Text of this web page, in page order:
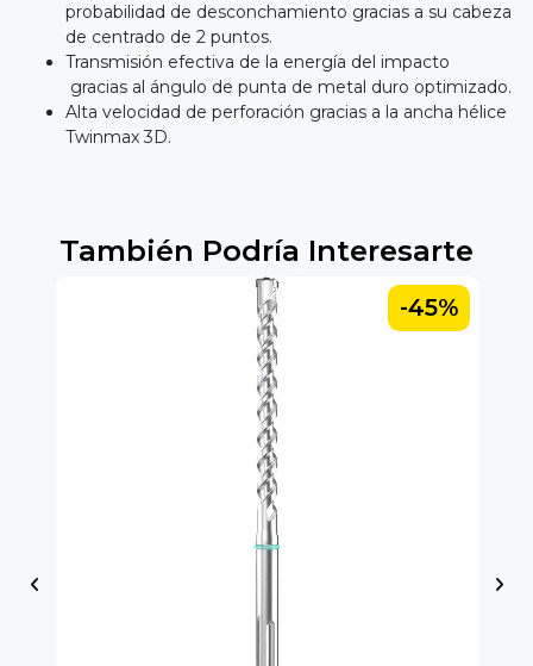
probabilidad de desconchamiento gracias a su cabeza
de centrado de 2 puntos.
Transmisión efectiva de la energía del impacto
gracias al ángulo de punta de metal duro optimizado.
Alta velocidad de perforación gracias a la ancha hélice
Twinmax 3D.
También Podría Interesarte
-45%